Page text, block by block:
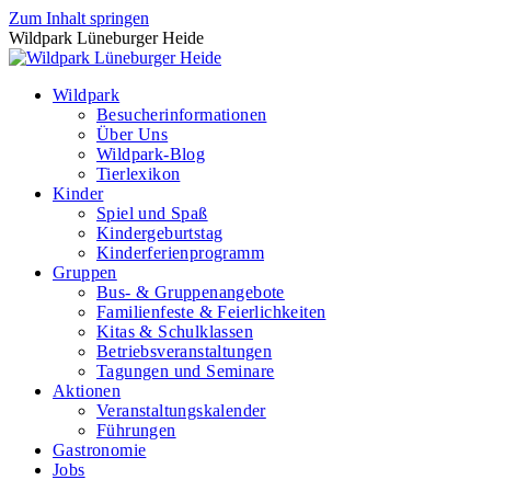
Zum Inhalt springen
Wildpark Lüneburger Heide
Wildpark
Besucherinformationen
Über Uns
Wildpark-Blog
Tierlexikon
Kinder
Spiel und Spaß
Kindergeburtstag
Kinderferienprogramm
Gruppen
Bus- & Gruppenangebote
Familienfeste & Feierlichkeiten
Kitas & Schulklassen
Betriebsveranstaltungen
Tagungen und Seminare
Aktionen
Veranstaltungskalender
Führungen
Gastronomie
Jobs